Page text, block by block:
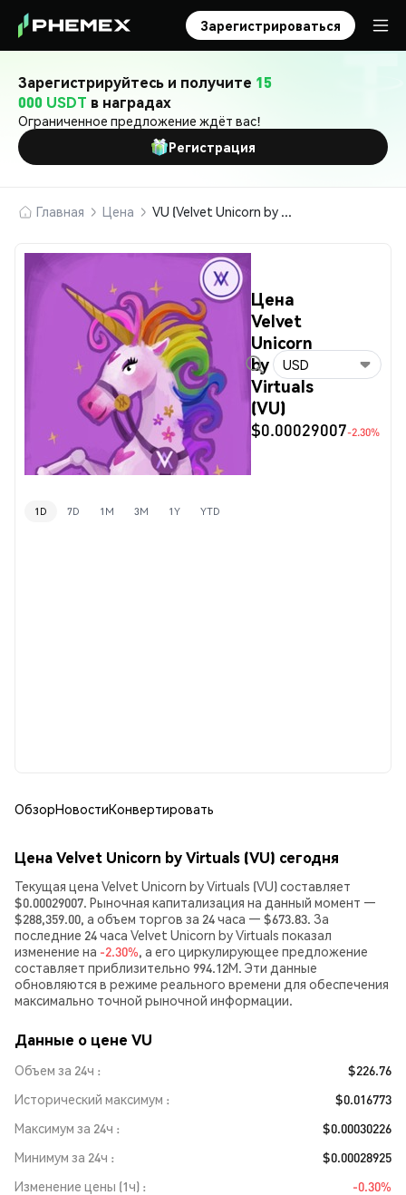
Зарегистрироваться
Зарегистрируйтесь и получите 15
000 USDT в наградах
Ограниченное предложение ждёт вас!
Регистрация
Главная Цена VU (Velvet Unicorn by Virtuals)
Цена
Velvet
Unicorn
by
Virtuals
(VU)
$0.00029007-2.30%
USD
1D 7D 1M 3M 1Y YTD
ОбзорНовостиКонвертировать
Цена Velvet Unicorn by Virtuals (VU) сегодня
Текущая цена Velvet Unicorn by Virtuals (VU) составляет
$0.00029007. Рыночная капитализация на данный момент —
$288,359.00, а объем торгов за 24 часа — $673.83. За
последние 24 часа Velvet Unicorn by Virtuals показал
изменение на -2.30%, а его циркулирующее предложение
составляет приблизительно 994.12M. Эти данные
обновляются в режиме реального времени для обеспечения
максимально точной рыночной информации.
Данные о цене VU
Объем за 24ч
$226.76
Исторический максимум
$0.016773
Максимум за 24ч
$0.00030226
Минимум за 24ч
$0.00028925
Изменение цены (1ч)
-0.30%